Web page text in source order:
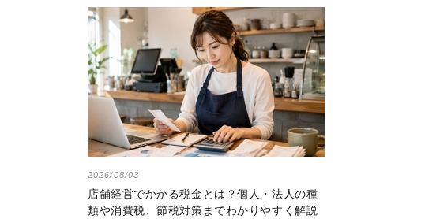
2026/08/03
店舗経営でかかる税金とは？個人・法人の種
類や消費税、節税対策までわかりやすく解説